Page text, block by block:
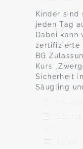
Kinder sind
jeden Tag
Dabei kann
zertifizierte
BG
Kurs
Sicherheit
Säugling
65,00